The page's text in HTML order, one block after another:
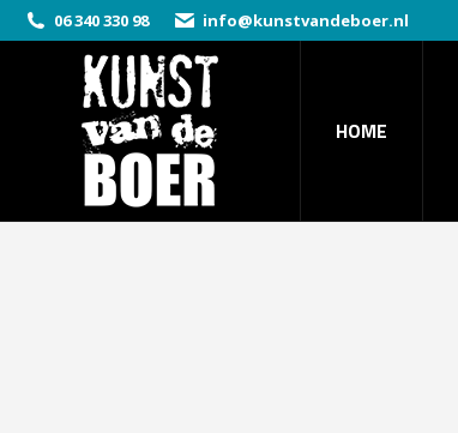
06 340 330 98 info@kunstvandeboer.nl
HOME